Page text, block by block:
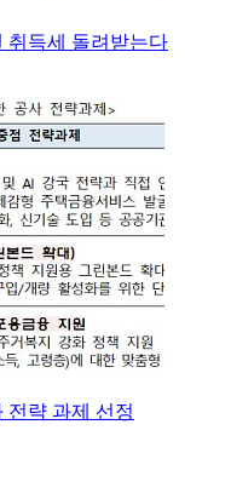
취득세 돌려받는다
전략 과제 선정